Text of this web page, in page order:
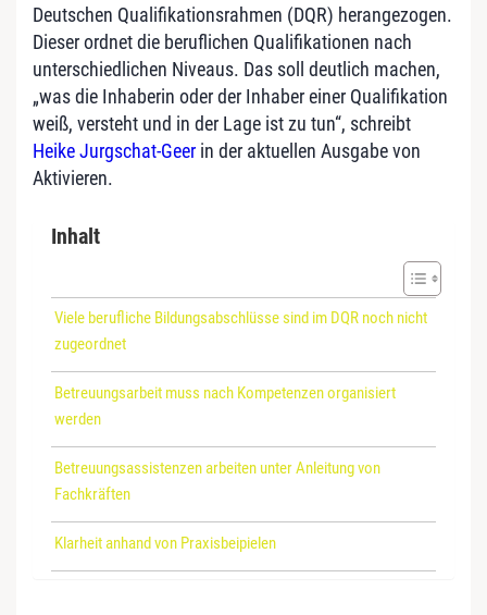
Deutschen Qualifikationsrahmen (DQR) herangezogen.
Dieser ordnet die beruflichen Qualifikationen nach
unterschiedlichen Niveaus. Das soll deutlich machen,
„was die Inhaberin oder der Inhaber einer Qualifikation
weiß, versteht und in der Lage ist zu tun“, schreibt
Heike Jurgschat-Geer in der aktuellen Ausgabe von
Aktivieren.
Inhalt
Viele berufliche Bildungsabschlüsse sind im DQR noch nicht
zugeordnet
Betreuungsarbeit muss nach Kompetenzen organisiert
werden
Betreuungsassistenzen arbeiten unter Anleitung von
Fachkräften
Klarheit anhand von Praxisbeipielen